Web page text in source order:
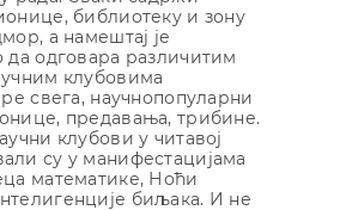
библиотеку и зону
а намештај је
да одговара различитим
клубовима
свега, научнопопуларни
предавања, трибине.
клубови у читавој
су у манифестацијама
математике, Ноћи
биљака. И не